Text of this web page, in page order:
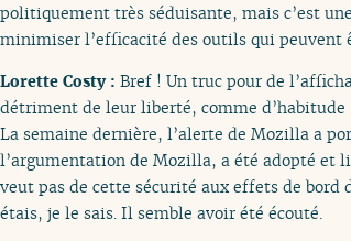
politiquement très séduisante, mais c’est
minimiser l’efficacité des outils qui peuvent
Lorette Costy : Bref ! Un truc pour de
détriment de leur liberté, comme d’habitude
La semaine dernière, l’alerte de Mozilla a
l’argumentation de Mozilla, a été adopté et
veut pas de cette sécurité aux effets de
étais, je le sais. Il semble avoir été écouté.